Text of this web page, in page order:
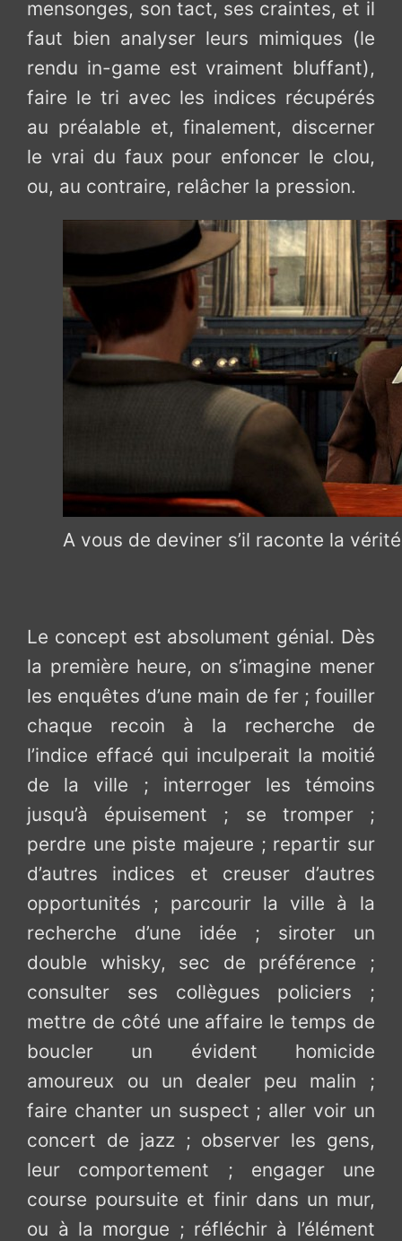
mensonges, son tact, ses craintes, et il
faut bien analyser leurs mimiques (le
rendu in-game est vraiment bluffant),
faire le tri avec les indices récupérés
au préalable et, finalement, discerner
le vrai du faux pour enfoncer le clou,
ou, au contraire, relâcher la pression.
A vous de deviner s’il raconte la
Le concept est absolument génial. Dès
la première heure, on s’imagine mener
les enquêtes d’une main de fer ; fouiller
chaque recoin à la recherche de
l’indice effacé qui inculperait la moitié
de la ville ; interroger les témoins
jusqu’à épuisement ; se tromper ;
perdre une piste majeure ; repartir sur
d’autres indices et creuser d’autres
opportunités ; parcourir la ville à la
recherche d’une idée ; siroter un
double whisky, sec de préférence ;
consulter ses collègues policiers ;
mettre de côté une affaire le temps de
boucler un évident homicide
amoureux ou un dealer peu malin ;
faire chanter un suspect ; aller voir un
concert de jazz ; observer les gens,
leur comportement ; engager une
course poursuite et finir dans un mur,
ou à la morgue ; réfléchir à l’élément